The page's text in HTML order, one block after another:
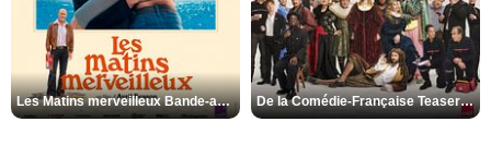
Les Matins merveilleux Bande-annonce VF De la Comédie-Française Teaser VF